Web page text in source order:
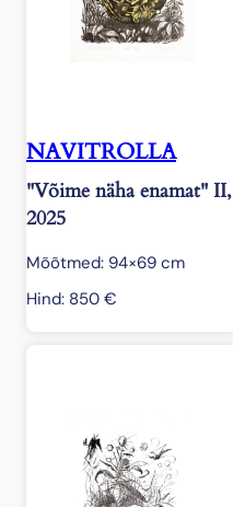
NAVITROLLA
"Võime näha enamat" II,
2025
Mõõtmed: 94×69 cm
Hind: 850 €